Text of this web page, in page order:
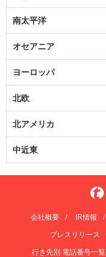
南太平洋
オセアニア
ヨーロッパ
北欧
北アメリカ
中近東
会社概要 IR情報
プレスリリース
行き先別 電話番号一覧